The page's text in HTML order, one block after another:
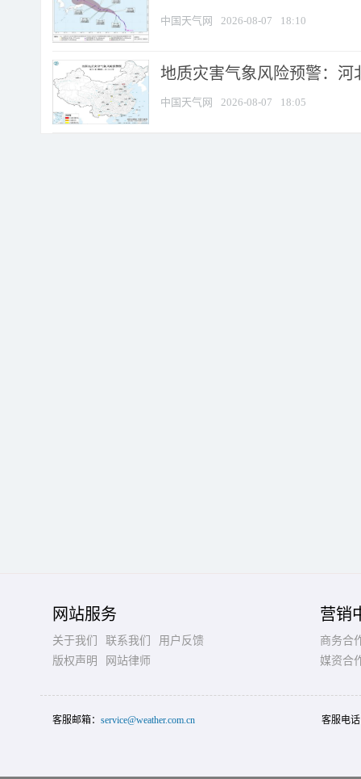
中国天气网 2026-08-07 18:10
地质灾害气象风险预警：河
中国天气网 2026-08-07 18:05
网站服务
关于我们 联系我们
用户反馈
版权声明
网站律师
营销
商务合
媒资合
客服邮箱： service@weather.com.cn 客服电